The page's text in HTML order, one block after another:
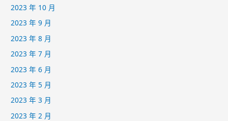
2023 年 10 月
2023 年 9 月
2023 年 8 月
2023 年 7 月
2023 年 6 月
2023 年 5 月
2023 年 3 月
2023 年 2 月